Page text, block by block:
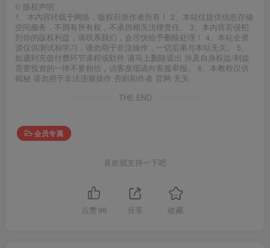
© 版权声明
1、本内容转载于网络，版权归原作者所有！ 2、本站仅提供信息存储
空间服务，不拥有所有权，不承担相关法律责任。 3、本内容若侵犯
到你的版权利益，请联系我们，会尽快给予删除处理！ 4、本站全资
源仅供测试和学习，请勿用于非法操作，一切后果与本站无关。 5、
如遇到充值付费环节课程或软件 请马上删除退出 涉及自身权益/利益
需要投资的一律不要相信，访客发现请向客服举报。 6、本教程仅供
揭秘 请勿用于非法违规操作 否则和作者 官网 无关
THE END
会员专属
喜欢就支持一下吧
点赞 96 分享 收藏